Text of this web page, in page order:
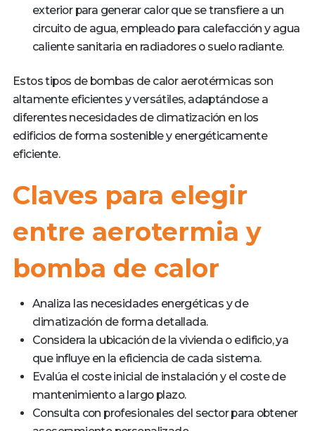
exterior para generar calor que se transfiere a un
circuito de agua, empleado para calefacción y agua
caliente sanitaria en radiadores o suelo radiante.
Estos tipos de bombas de calor aerotérmicas son
altamente eficientes y versátiles, adaptándose a
diferentes necesidades de climatización en los
edificios de forma sostenible y energéticamente
eficiente.
Claves para elegir
entre aerotermia y
bomba de calor
Analiza las necesidades energéticas y de
climatización de forma detallada.
Considera la ubicación de la vivienda o edificio, ya
que influye en la eficiencia de cada sistema.
Evalúa el coste inicial de instalación y el coste de
mantenimiento a largo plazo.
Consulta con profesionales del sector para obtener